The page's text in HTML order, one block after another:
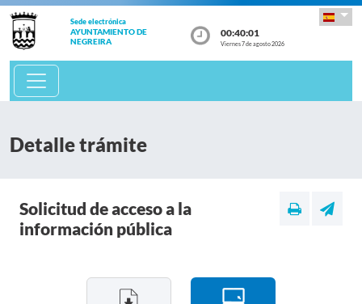
Sede electrónica
AYUNTAMIENTO DE
NEGREIRA
00:40:01
Viernes 7 de agosto 2026
Detalle trámite
Solicitud de acceso a la
información pública